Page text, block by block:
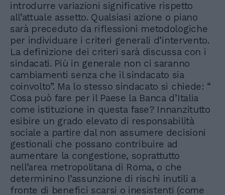
introdurre variazioni significative rispetto
all’attuale assetto. Qualsiasi azione o piano
sarà preceduto da riflessioni metodologiche
per individuare i criteri generali d’intervento.
La definizione dei criteri sarà discussa con i
sindacati. Più in generale non ci saranno
cambiamenti senza che il sindacato sia
coinvolto”. Ma lo stesso sindacato si chiede: “
Cosa può fare per il Paese la Banca d’Italia
come istituzione in questa fase? Innanzitutto
esibire un grado elevato di responsabilità
sociale a partire dal non assumere decisioni
gestionali che possano contribuire ad
aumentare la congestione, soprattutto
nell’area metropolitana di Roma, o che
determinino l’assunzione di rischi inutili a
fronte di benefici scarsi o inesistenti (come